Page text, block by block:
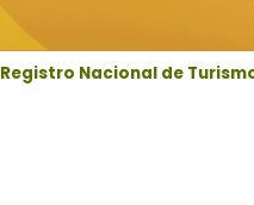
Registro Nacional de